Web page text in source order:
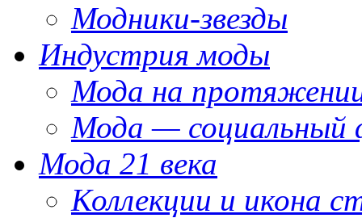
Модники-звезды
Индустрия моды
Мода на
Мода — социальный
Мода 21 века
Коллекции и икона